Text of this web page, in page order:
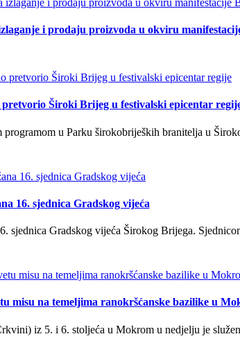
i prodaju proizvoda u okviru
pretvorio Široki Brijeg u festivalski epicentar
u Parku širokobrijeških branitelja u
16. sjednica Gradskog vijeća
sjednica Gradskog vijeća Širokog Brijega.
misu na temeljima ranokršćanske bazilike u
iz 5. i 6. stoljeća u Mokrom u nedjelju je